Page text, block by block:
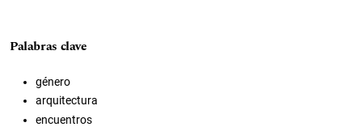
Palabras clave
género
arquitectura
encuentros